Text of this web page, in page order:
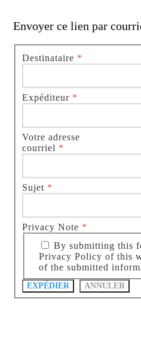
Envoyer ce lien par
Destinataire *
Expéditeur*
Votre adresse
courriel *
Sujet *
Privacy Note *
Privacy Policy of this
of the submitted
EXPÉDIER ANNULER